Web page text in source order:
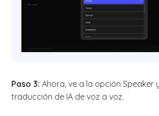
Paso 3:Ahora, ve a la opción Speaker
traducción de IA de voz a voz.